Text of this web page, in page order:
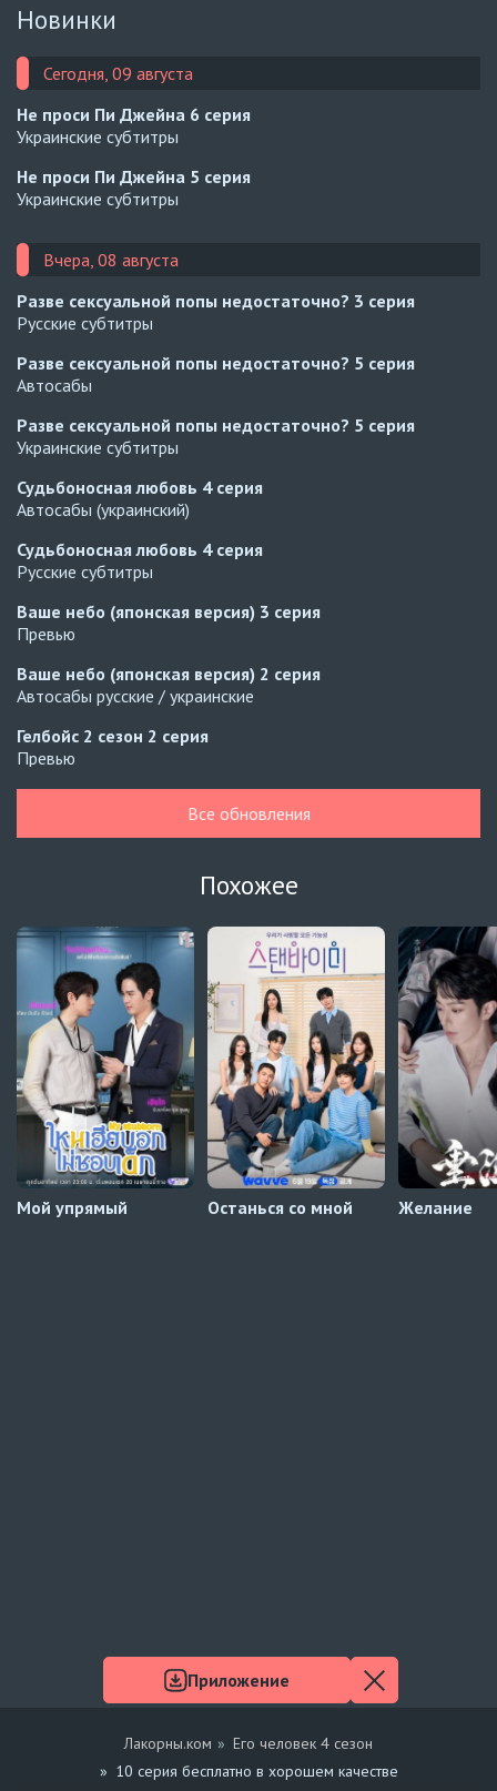
Новинки
Сегодня, 09 августа
Не проси Пи Джейна 6 серия
Украинские субтитры
Не проси Пи Джейна 5 серия
Украинские субтитры
Вчера, 08 августа
Разве сексуальной попы недостаточно? 3 серия
Русские субтитры
Разве сексуальной попы недостаточно? 5 серия
Автосабы
Разве сексуальной попы недостаточно? 5 серия
Украинские субтитры
Судьбоносная любовь 4 серия
Автосабы (украинский)
Судьбоносная любовь 4 серия
Русские субтитры
Ваше небо (японская версия) 3 серия
Превью
Ваше небо (японская версия) 2 серия
Автосабы русские / украинские
Гелбойс 2 сезон 2 серия
Превью
Автосабы русские / украинские
Огонь5 серия
Автосабы русские / украинские
Край горизонта9 серия
Превью
Край горизонта8 серия
Автосабы русские / украинские
Все обновления
Похожее
Мой упрямый Останься со мной Желание
Лакорны.ком
Его человек 4 сезон
10 серия бесплатно в хорошем качестве
Приложение